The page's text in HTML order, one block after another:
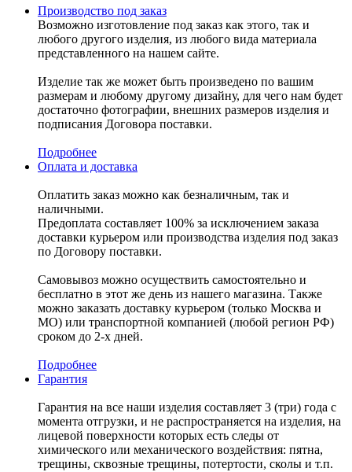
Производство под заказ
Возможно изготовление под заказ как этого, так и
любого другого изделия, из любого вида материала
представленного на нашем сайте.
Изделие так же может быть произведено по вашим
размерам и любому другому дизайну, для чего нам будет
достаточно фотографии, внешних размеров изделия и
подписания Договора поставки.
Подробнее
Оплата и доставка
Оплатить заказ можно как безналичным, так и
наличными.
Предоплата составляет 100% за исключением заказа
доставки курьером или производства изделия под заказ
по Договору поставки.
Самовывоз можно осуществить самостоятельно и
бесплатно в этот же день из нашего магазина. Также
можно заказать доставку курьером (только Москва и
МО) или транспортной компанией (любой регион РФ)
сроком до 2-х дней.
Подробнее
Гарантия
Гарантия на все наши изделия составляет 3 (три) года с
момента отгрузки, и не распространяется на изделия, на
лицевой поверхности которых есть следы от
химического или механического воздействия: пятна,
трещины, сквозные трещины, потертости, сколы и т.п.